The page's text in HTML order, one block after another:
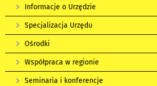
Informacje o Urzędzie
Specjalizacja Urzędu
Ośrodki
Współpraca w regionie
Seminaria i konferencje